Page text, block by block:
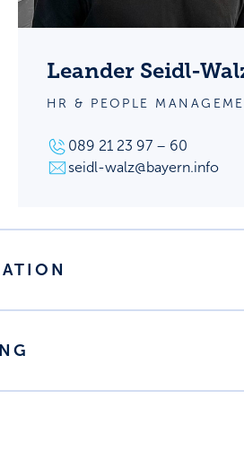
Leander Seidl-
HR & PEOPLE
089 21 23 97 – 60
seidl-walz@bayern.info